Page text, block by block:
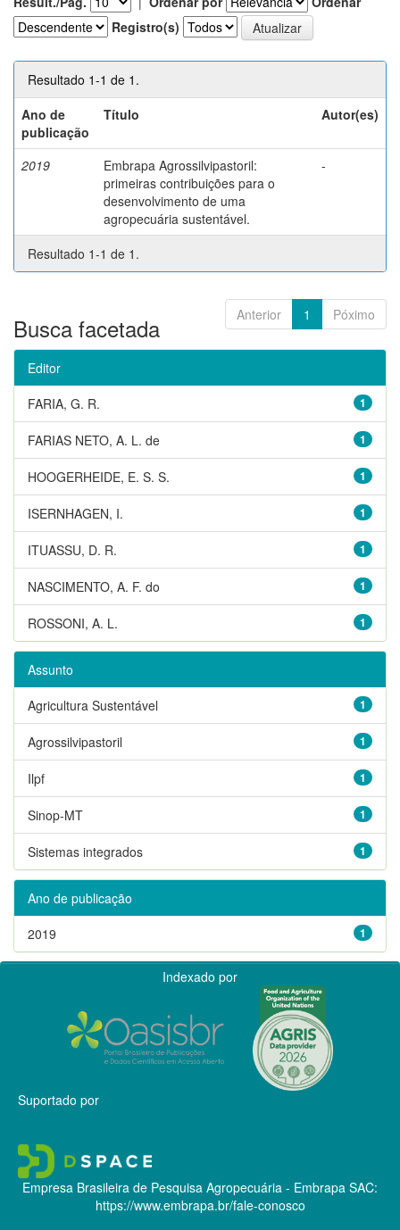
Registro(s)
Resultado 1-1 de 1.
Ano de
publicação
Título Autor(es)
2019
Embrapa Agrossilvipastoril:
primeiras contribuições para o
desenvolvimento de uma
agropecuária sustentável.
-
Resultado 1-1 de 1.
Anterior 1 Póximo
Busca facetada
Editor
1
FARIA, G. R.
1
FARIAS NETO, A. L. de
1
HOOGERHEIDE, E. S. S.
1
ISERNHAGEN, I.
1
ITUASSU, D. R.
1
NASCIMENTO, A. F. do
1
ROSSONI, A. L.
Assunto
1
Agricultura Sustentável
1
Agrossilvipastoril
1
Ilpf
1
Sinop-MT
1
Sistemas integrados
Ano de publicação
1
2019
Indexado por
Suportado por
Empresa Brasileira de Pesquisa Agropecuária - Embrapa SAC:
https://www.embrapa.br/fale-conosco